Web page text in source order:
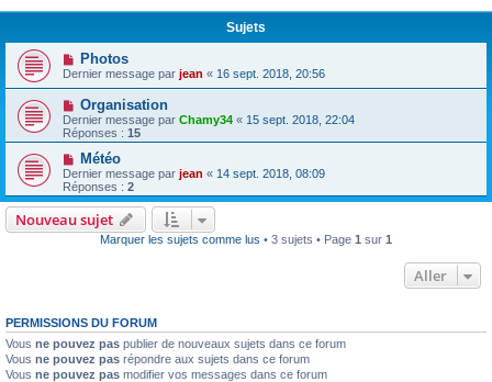
Sujets
Photos
Dernier message par jean « 16 sept. 2018, 20:56
Organisation
Dernier message par Chamy34 « 15 sept. 2018, 22:04
Réponses : 15
Météo
Dernier message par jean « 14 sept. 2018, 08:09
Réponses : 2
Nouveau sujet
Marquer les sujets comme lus • 3 sujets • Page 1 sur 1
Aller
PERMISSIONS DU FORUM
Vous ne pouvez pas publier de nouveaux sujets dans ce forum
Vous ne pouvez pas répondre aux sujets dans ce forum
Vous ne pouvez pas modifier vos messages dans ce forum